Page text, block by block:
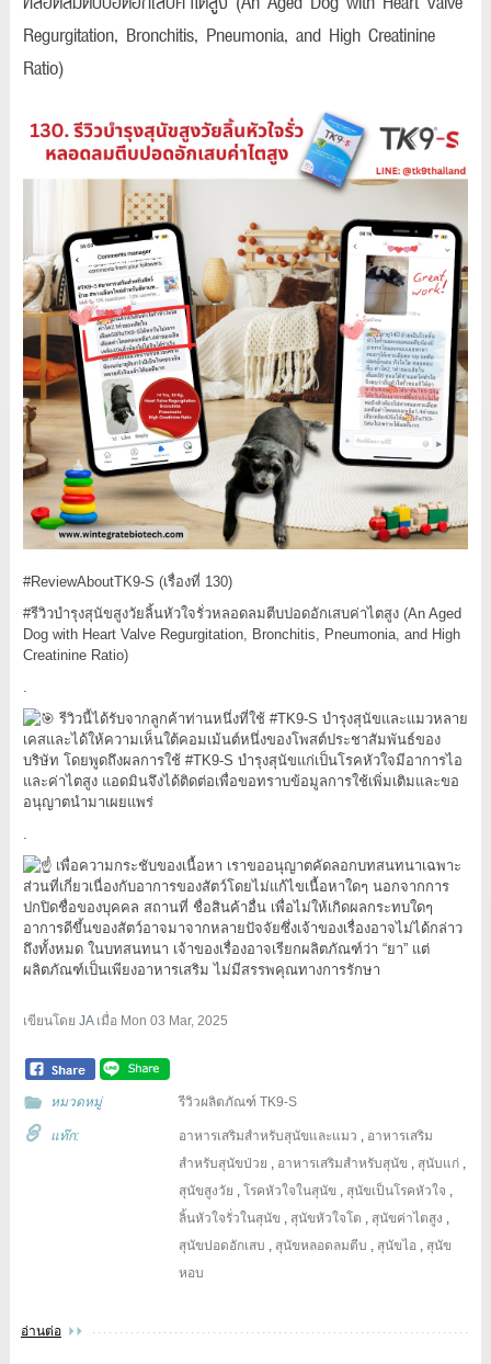
Regurgitation, Bronchitis, Pneumonia, and High Creatinine
Ratio)
#ReviewAboutTK9-S (เรื่องที่ 130)
#รีวิวบำรุงสุนัขสูงวัยลิ้นหัวใจรั่วหลอดลมตีบปอดอักเสบค่าไตสูง(An Aged
Dog with Heart Valve Regurgitation, Bronchitis, Pneumonia, and High
Creatinine Ratio)
รีวิวนี้ได้รับจากลูกค้าท่านหนึ่งที่ใช้ #TK9-S บำรุงสุนัขและแมวหลาย
เคสและได้ให้ความเห็นใต้คอมเม้นต์หนึ่งของโพสต์ประชาสัมพันธ์ของ
บริษัท โดยพูดถึงผลการใช้ #TK9-S บำรุงสุนัขแก่เป็นโรคหัวใจมีอาการไอ
และค่าไตสูง แอดมินจึงได้ติดต่อเพื่อขอทราบข้อมูลการใช้เพิ่มเติมและขอ
อนุญาตนำมาเผยแพร่
เพื่อความกระชับของเนื้อหา เราขออนุญาตคัดลอกบทสนทนาเฉพาะ
ส่วนที่เกี่ยวเนื่องกับอาการของสัตว์โดยไม่แก้ไขเนื้อหาใดๆ นอกจากการ
ปกปิดชื่อของบุคคล สถานที่ ชื่อสินค้าอื่น เพื่อไม่ให้เกิดผลกระทบใดๆ
อาการดีขึ้นของสัตว์อาจมาจากหลายปัจจัยซึ่งเจ้าของเรื่องอาจไม่ได้กล่าว
ถึงทั้งหมด ในบทสนทนา เจ้าของเรื่องอาจเรียกผลิตภัณฑ์ว่า “ยา” แต่
ผลิตภัณฑ์เป็นเพียงอาหารเสริม ไม่มีสรรพคุณทางการรักษา
เขียนโดย JAเมื่อ Mon 03 Mar, 2025
หมวดหมู่ รีวิวผลิตภัณฑ์ TK9-S
แท๊ก: อาหารเสริมสำหรับสุนัขและแมว , อาหารเสริม
สำหรับสุนัขป่วย , อาหารเสริมสำหรับสุนัข , สุนับแก่ ,
สุนัขสูงวัย ,โรคหัวใจในสุนัข , สุนัขเป็นโรคหัวใจ ,
ลิ้นหัวใจรั่วในสุนัข , สุนัขหัวใจโต , สุนัขค่าไตสูง ,
สุนัขปอดอักเสบ , สุนัขหลอดลมตีบ , สุนัขไอ , สุนัข
หอบ
อ่านต่อ